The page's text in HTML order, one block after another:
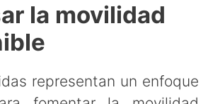
la movilidad
representan un enfoque